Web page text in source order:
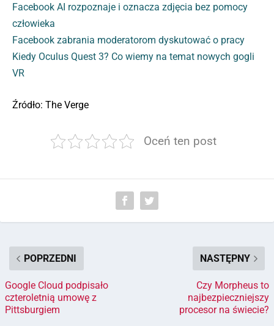
Facebook AI rozpoznaje i oznacza zdjęcia bez pomocy
człowieka
Facebook zabrania moderatorom dyskutować o pracy
Kiedy Oculus Quest 3? Co wiemy na temat nowych gogli
VR
Źródło: The Verge
Oceń ten post
POPRZEDNI
Google Cloud podpisało
czteroletnią umowę z
Pittsburgiem
NASTĘPNY
Czy Morpheus to
najbezpieczniejszy
procesor na świecie?